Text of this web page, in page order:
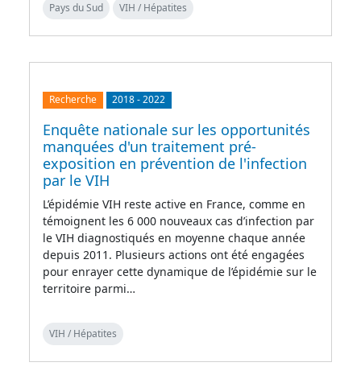
Pays du Sud VIH / Hépatites
Recherche 2018-2022
Enquête nationale sur les opportunités
manquées d'un traitement pré-
exposition en prévention de l'infection
par le VIH
L’épidémie VIH reste active en France, comme en
témoignent les 6 000 nouveaux cas d’infection par
le VIH diagnostiqués en moyenne chaque année
depuis 2011. Plusieurs actions ont été engagées
pour enrayer cette dynamique de l’épidémie sur le
territoire parmi…
VIH / Hépatites